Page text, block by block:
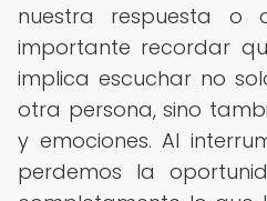
nuestra respuesta o
importante recordar
implica escuchar no
otra persona, sino
y emociones. Al
perdemos la